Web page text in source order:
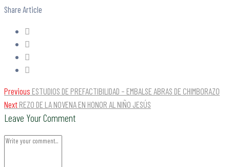
Share Article
Previous ESTUDIOS DE PREFACTIBILIDAD – EMBALSE ABRAS DE CHIMBORAZO
Next REZO DE LA NOVENA EN HONOR AL NIÑO JESÚS
Leave Your Comment